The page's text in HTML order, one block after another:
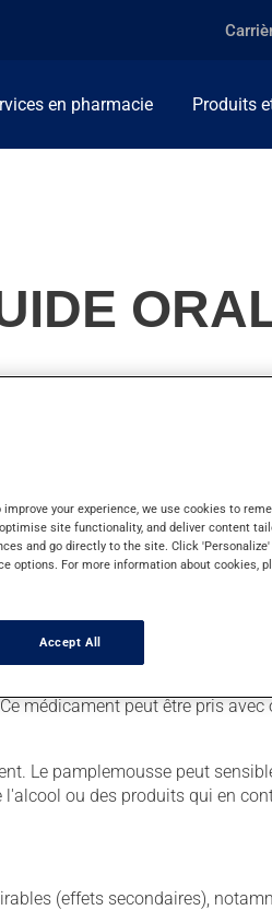
en pharmacie Produits
aux opiacés. On l'emploie
ait indiqué un horaire
qu'indiqué. Il est
en avec votre pharmacien.
médicament peut être pris
Le pamplemousse peut
ou des produits qui en
(effets secondaires),
your experience, we use cookies to
site functionality, and deliver content
and go directly to the site. Click
options. For more information about cookies,
Accept All